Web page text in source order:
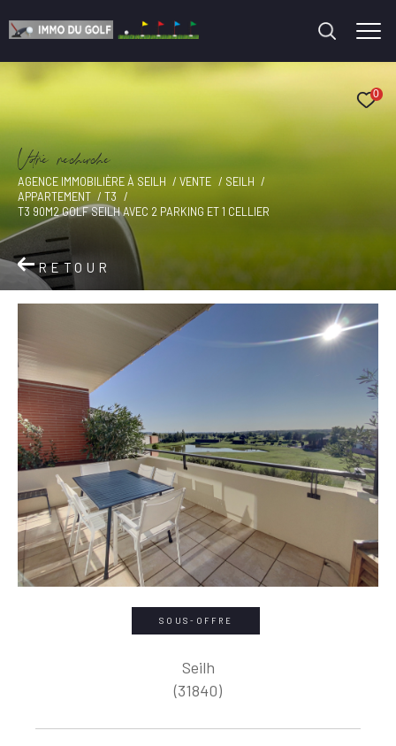
0
Vore recece
AGENCE IMMOBILIÈRE À SEILH VENTE
SEILH
APPARTEMENT
T3
T3 90M2 GOLF SEILH AVEC 2 PARKING ET 1 CELLIER
RETOUR
SOUS-OFFRE
Seilh
(31840)